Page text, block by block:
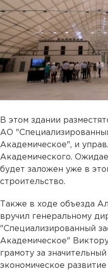
В этом здании
АО
Академическое", и
Академического.
будет заложен уже в
строительство.
Также в ходе объезда
вручил генеральному
"Специализированный
Академическое"
грамоту за
экономическое